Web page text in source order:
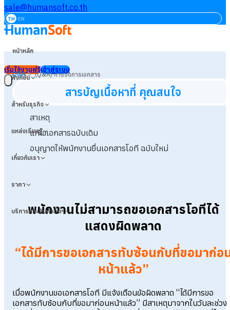
sale@humansoft.co.th
TH EN
หน้าหลัก
ฟังก์ชัน
สำหรับธุรกิจ
แหล่งเรียนรู้
เกี่ยวกับเรา
ราคา
บริการและสินค้าอื่นๆ
เริ่มใช้งานฟรีเข้าสู่ระบบ
Q&A>(Q&A) การจัดการเอกสาร
สารบัญเนื้อหาที่ คุณสนใจ
สาเหตุ
แก้ไขเอกสารฉบับเดิม
อนุญาตให้พนักงานยื่นเอกสารโอที ฉบับใหม่
พนักงานไม่สามารถขอเอกสารโอทีได้
แสดงผิดพลาด
“ได้มีการขอเอกสารทับซ้อนกับที่ขอมาก่อ
หน้าแล้ว”
เมื่อพนักงานขอเอกสารโอที มีแจ้งเตือนข้อผิดพลาด “ได้มีการขอ
เอกสารทับซ้อนกับที่ขอมาก่อนหน้าแล้ว” มีสาเหตุมาจากในวันละช่วง